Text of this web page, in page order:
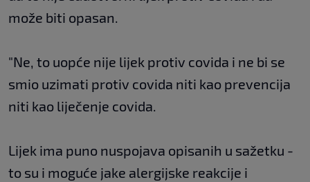
može biti opasan.
"Ne, to uopće nije lijek protiv covida i ne bi se
smio uzimati protiv covida niti kao prevencija
niti kao liječenje covida.
Lijek ima puno nuspojava opisanih u sažetku -
to su i moguće jake alergijske reakcije i